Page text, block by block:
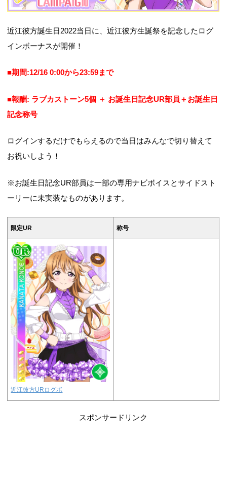
近江彼方誕生日2022当日に、近江彼方生誕祭を記念したログ
インボーナスが開催！
■期間:12/16 0:00から23:59まで
■報酬: ラブカストーン5個 ＋ お誕生日記念UR部員＋お誕生日
記念称号
ログインするだけでもらえるので当日はみんなで切り替えて
お祝いしよう！
※お誕生日記念UR部員は一部の専用ナビボイスとサイドスト
ーリーに未実装なものがあります。
限定UR 称号
近江彼方URログボ
スポンサードリンク